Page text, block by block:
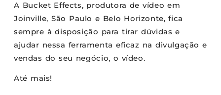
A Bucket Effects, produtora de vídeo em
Joinville, São Paulo e Belo Horizonte, fica
sempre à disposição para tirar dúvidas e
ajudar nessa ferramenta eficaz na divulgação e
vendas do seu negócio, o vídeo.
Até mais!